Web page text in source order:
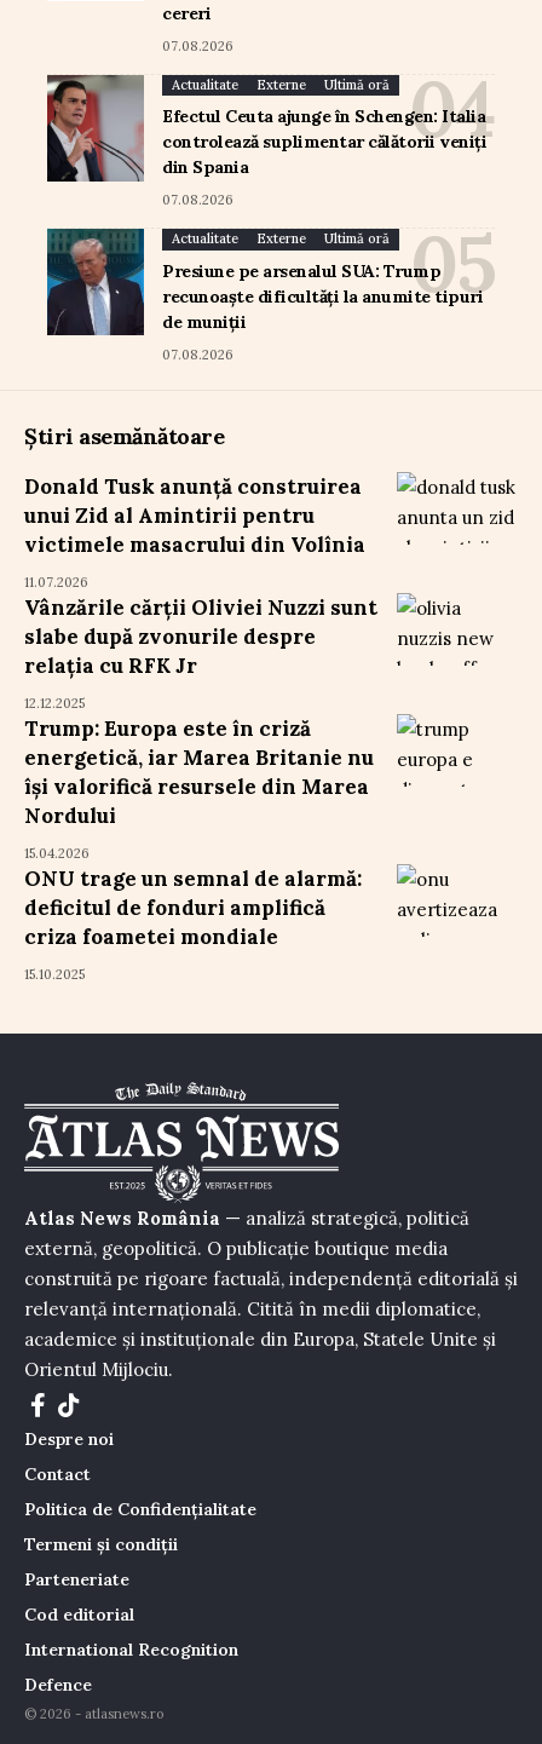
cereri
07.08.2026
Actualitate Externe Ultimă oră
Efectul Ceuta ajunge în Schengen: Italia
controlează suplimentar călătorii veniți
din Spania
07.08.2026
Actualitate Externe Ultimă oră
Presiune pe arsenalul SUA: Trump
recunoaște dificultăți la anumite tipuri
de muniții
07.08.2026
Știri asemănătoare
Donald Tusk anunță construirea
unui Zid al Amintirii pentru
victimele masacrului din Volînia
11.07.2026
Vânzările cărții Oliviei Nuzzi sunt
slabe după zvonurile despre
relația cu RFK Jr
12.12.2025
Trump: Europa este în criză
energetică, iar Marea Britanie nu
își valorifică resursele din Marea
Nordului
15.04.2026
ONU trage un semnal de alarmă:
deficitul de fonduri amplifică
criza foametei mondiale
15.10.2025
Atlas News România — analiză strategică, politică
externă, geopolitică. O publicație boutique media
construită pe rigoare factuală, independență editorială și
relevanță internațională. Citită în medii diplomatice,
academice și instituționale din Europa, Statele Unite și
Orientul Mijlociu.
Despre noi
Contact
Politica de Confidențialitate
Termeni și condiții
Parteneriate
Cod editorial
International Recognition
Defence
© 2026 - atlasnews.ro